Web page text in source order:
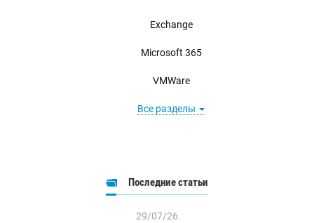
Exchange
Microsoft 365
VMWare
Все разделы
Последние статьи
29/07/26